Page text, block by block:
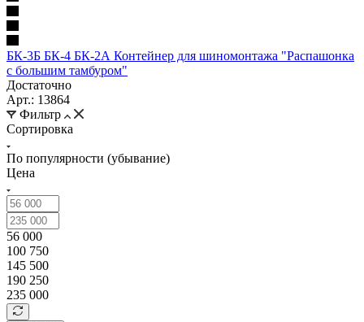
БК-3Б БК-4 БК-2А Контейнер для шиномонтажа "Распашонка
с большим тамбуром"
Достаточно
Арт.: 13864
Фильтр
Сортировка
По популярности (убывание)
Цена
56 000
100 750
145 500
190 250
235 000